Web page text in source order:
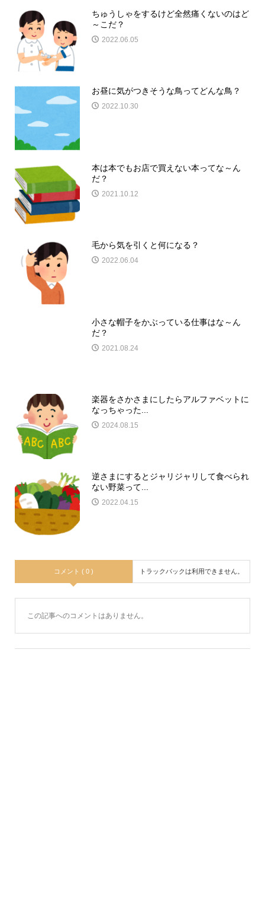
ちゅうしゃをするけど全然痛くないのはど
～こだ？
2022.06.05
お昼に気がつきそうな鳥ってどんな鳥？
2022.10.30
本は本でもお店で買えない本ってな～ん
だ？
2021.10.12
毛から気を引くと何になる？
2022.06.04
小さな帽子をかぶっている仕事はな～ん
だ？
2021.08.24
楽器をさかさまにしたらアルファベットに
なっちゃった...
2024.08.15
逆さまにするとジャリジャリして食べられ
ない野菜って...
2022.04.15
コメント ( 0 ) トラックバックは利用できません。
この記事へのコメントはありません。